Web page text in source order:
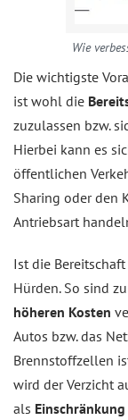
Wie
Die wichtigste
ist wohl die
zuzulassen bzw.
Hierbei kann es
öffentlichen
Sharing oder den
Antriebsart
Ist die
Hürden. So sind
höheren Kosten
Autos bzw. das
Brennstoffzellen
wird der Verzicht
als Einschränkung